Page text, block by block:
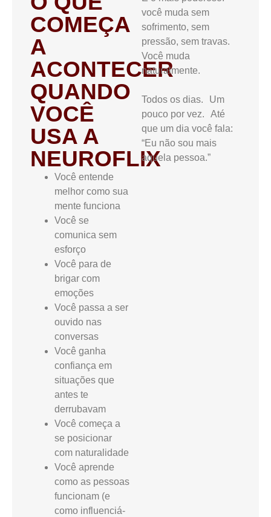
COMEÇA
A
ACONTECER
QUANDO
VOCÊ
USA A
NEUROFLIX
Você entende
melhor como sua
mente funciona
Você se
comunica sem
esforço
Você para de
brigar com
emoções
Você passa a ser
ouvido nas
conversas
Você ganha
confiança em
situações que
antes te
derrubavam
Você começa a
se posicionar
com naturalidade
Você aprende
como as pessoas
funcionam (e
como influenciá-
você muda sem
sofrimento, sem
pressão, sem travas.
Você muda
naturalmente.
Todos os dias. Um
pouco por vez. Até
que um dia você fala:
“Eu não sou mais
aquela pessoa.”